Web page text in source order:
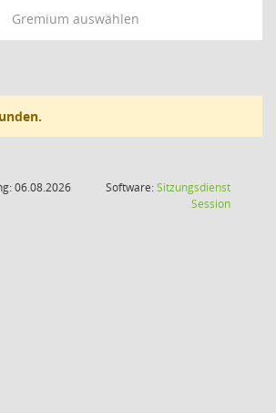
Gremium auswählen
06.08.2026
Software:Sitzungsdienst
Session(Wird in